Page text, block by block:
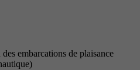
embarcations de plaisance